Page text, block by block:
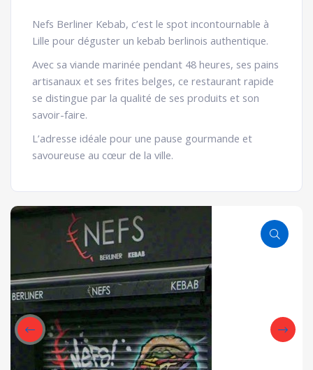
Nefs Berliner Kebab, c’est le spot incontournable à
Lille pour déguster un kebab berlinois authentique.
Avec sa viande marinée pendant 48 heures, ses pains
artisanaux et ses frites belges, ce restaurant rapide
se distingue par la qualité de ses produits et son
savoir-faire.
L’adresse idéale pour une pause gourmande et
savoureuse au cœur de la ville.